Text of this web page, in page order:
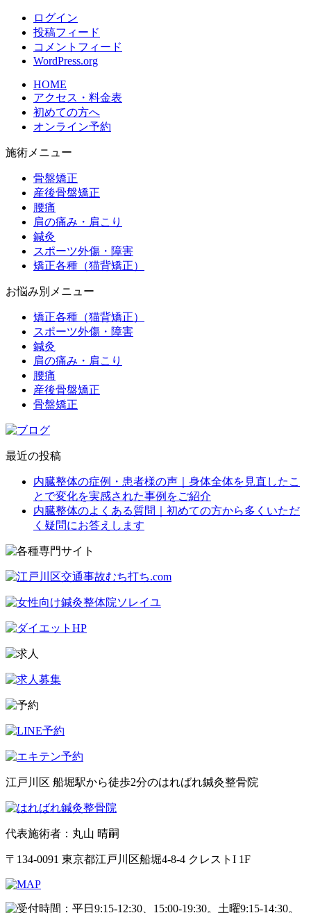
ログイン
投稿フィード
コメントフィード
WordPress.org
HOME
アクセス・料金表
初めての方へ
オンライン予約
施術メニュー
骨盤矯正
産後骨盤矯正
腰痛
肩の痛み・肩こり
鍼灸
スポーツ外傷・障害
矯正各種（猫背矯正）
お悩み別メニュー
矯正各種（猫背矯正）
スポーツ外傷・障害
鍼灸
肩の痛み・肩こり
腰痛
産後骨盤矯正
骨盤矯正
最近の投稿
内臓整体の症例・患者様の声｜身体全体を見直したこ
とで変化を実感された事例をご紹介
内臓整体のよくある質問｜初めての方から多くいただ
く疑問にお答えします
江戸川区 船堀駅から徒歩2分のはればれ鍼灸整骨院
代表施術者：丸山 晴嗣
〒134-0091 東京都江戸川区船堀4-8-4 クレストI 1F